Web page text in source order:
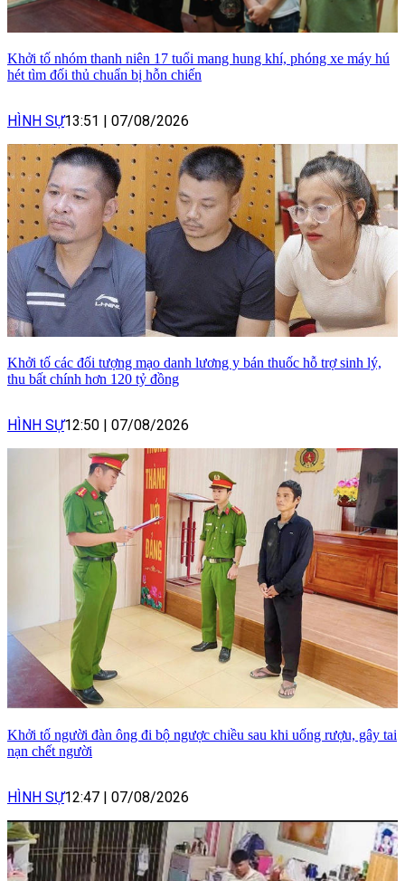
Khởi tố nhóm thanh niên 17 tuổi mang hung khí, phóng xe máy hú
hét tìm đối thủ chuẩn bị hỗn chiến
HÌNH SỰ13:51 07/08/2026
Khởi tố các đối tượng mạo danh lương y bán thuốc hỗ trợ sinh lý,
thu bất chính hơn 120 tỷ đồng
HÌNH SỰ12:50 | 07/08/2026
Khởi tố người đàn ông đi bộ ngược chiều sau khi uống rượu, gây tai
nạn chết người
HÌNH SỰ12:47 | 07/08/2026